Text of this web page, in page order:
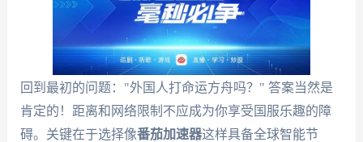
回到最初的问题："外国人打命运方舟吗？" 答案当然是
肯定的！距离和网络限制不应成为你享受国服乐趣的障
碍。关键在于选择像番茄加速器这样具备全球智能节